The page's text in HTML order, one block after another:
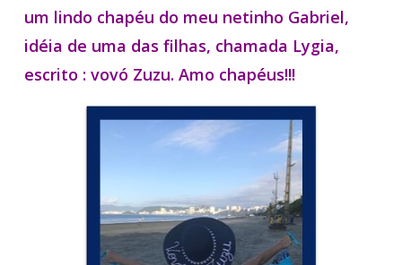
um lindo chapéu do meu netinho Gabriel,
idéia de uma das filhas, chamada Lygia,
escrito : vovó Zuzu. Amo chapéus!!!